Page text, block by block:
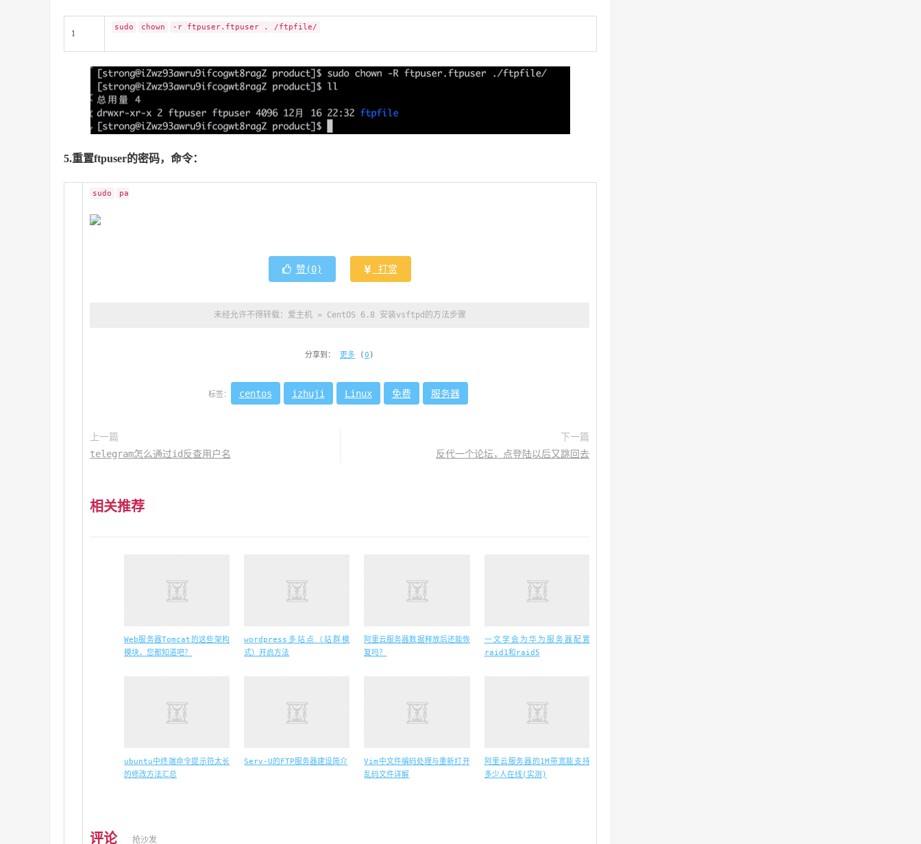
1
sudo chown -r ftpuser.ftpuser . /ftpfile/
5.重置ftpuser的密码，命令：
sudo pa
赞(0) 打赏
未经允许不得转载： 爱主机» CentOS 6.8 安装vsftpd的方法步骤
分享到： 更多 (0 )
标签： centos izhuji Linux 免费 服务器
上一篇
telegram怎么通过id反查用户名
下一篇
反代一个论坛，点登陆以后又跳回去
相关推荐
Web服务器Tomcat的这些架构
模块，您都知道吧？
wordpress多站点（站群模
式）开启方法
阿里云服务器数据释放后还能恢
复吗？
一文学会为华为服务器配置
raid1和raid5
ubuntu中终端命令提示符太长
的修改方法汇总
Serv-U的FTP服务器建设简介
Vim中文件编码处理与重新打开
乱码文件详解
阿里云服务器的1M带宽能支持
多少人在线(实测)
评论 抢沙发